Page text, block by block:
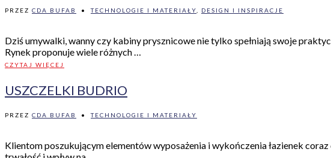
PRZEZ CDA BUFAB • TECHNOLOGIE I MATERIAŁY DESIGN I INSPIRACJE
Dziś umywalki, wanny czy kabiny prysznicowe nie tylko spełniają swoje
Rynek proponuje wiele różnych …
CZYTAJ WIĘCEJ
USZCZELKI BUDRIO
PRZEZ CDA BUFAB • TECHNOLOGIE I MATERIAŁY
Klientom poszukującym elementów wyposażenia i wykończenia łazienek